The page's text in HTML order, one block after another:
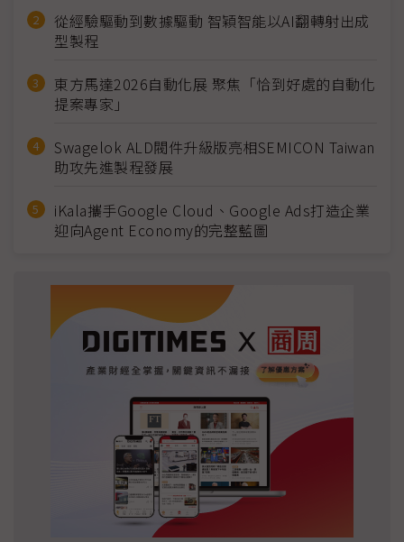
從經驗驅動到數據驅動 智穎智能以AI翻轉射出成
型製程
東方馬達2026自動化展 聚焦「恰到好處的自動化
提案專家」
Swagelok ALD閥件升級版亮相SEMICON Taiwan
助攻先進製程發展
iKala攜手Google Cloud、Google Ads打造企業
迎向Agent Economy的完整藍圖